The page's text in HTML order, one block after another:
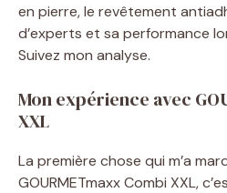
en pierre, le revêtement
d’experts et sa performance
Suivez mon analyse.
Mon expérience avec
XXL
La première chose qui m’a
GOURMETmaxx Combi XXL,